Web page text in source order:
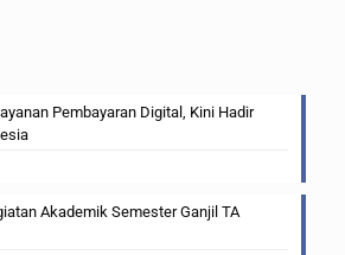
Pembayaran Digital, Kini Hadir
Akademik Semester Ganjil TA